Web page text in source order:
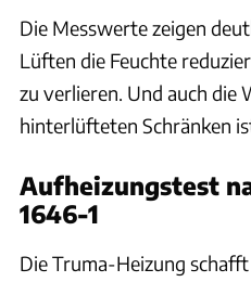
Die Messwerte zeigen
Lüften die Feuchte
zu verlieren. Und auch die
hinterlüfteten Schränken
Aufheizungstest
1646-1
Die Truma-Heizung